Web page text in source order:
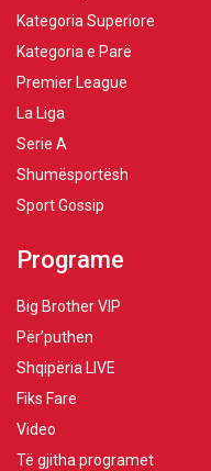
Kategoria Superiore
Kategoria e Parë
Premier League
La Liga
Serie A
Shumësportësh
Sport Gossip
Programe
Big Brother VIP
Për’puthen
Shqipëria LIVE
Fiks Fare
Video
Të gjitha programet